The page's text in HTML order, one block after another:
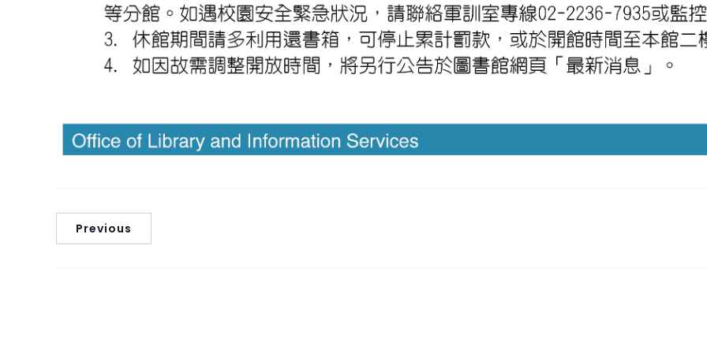
Previous